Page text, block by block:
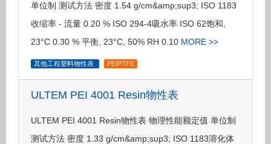
单位制 测试方法 密度 1.54 g/cm&amp;sup3; ISO 1183
收缩率 - 流量 0.20 % ISO 294-4吸水率 ISO 62饱和,
23°C 0.30 % 平衡, 23°C, 50% RH 0.10 MORE >>
其他工程塑料物性表 PE/PTFE
ULTEM PEI 4001 Resin物性表
ULTEM PEI 4001 Resin物性表 物理性能额定值 单位制
测试方法 密度 1.33 g/cm&amp;sup3; ISO 1183溶化体